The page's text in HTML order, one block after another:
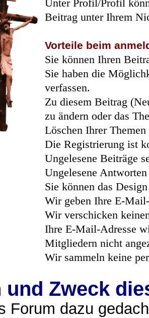
Unter Profil/Profil
Beitrag unter Ihrem
Vorteile beim
Sie können Ihren
Sie haben die
verfassen.
Zu diesem Beitrag
zu ändern oder das
Löschen Ihrer
Die Registrierung ist
Ungelesene Beiträge
Ungelesene
Sie können das
Wir geben Ihre E-
Wir verschicken
Ihre E-Mail-Adresse
Mitgliedern nicht
Wir sammeln keine
und Zweck
Forum dazu